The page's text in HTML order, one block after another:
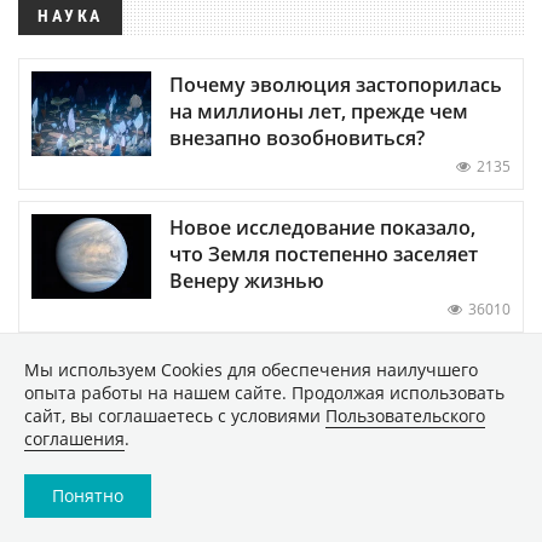
НАУКА
Почему эволюция застопорилась
на миллионы лет, прежде чем
внезапно возобновиться?
2135
Новое исследование показало,
что Земля постепенно заселяет
Венеру жизнью
36010
Обнаружены биологические
часы-хронометр организма —
когда они выходят из строя,
Мы используем Сookies для обеспечения наилучшего
опыта работы на нашем сайте. Продолжая использовать
сайт, вы соглашаетесь с условиями Пользовательского
соглашения.
Понятно